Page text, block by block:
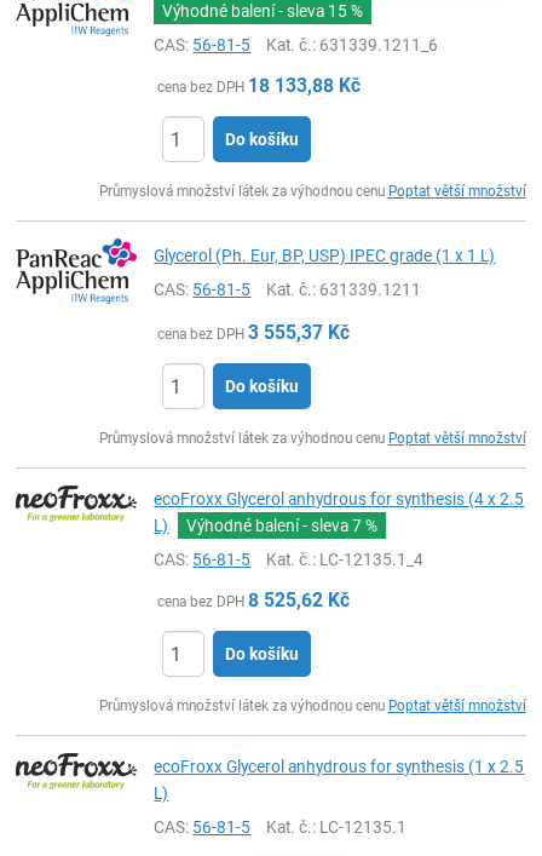
Výhodné balení - sleva 15 %
CAS: 56-81-5 Kat. č.: 631339.1211_6
cena bez DPH 18 133,88 Kč
Do košíku
Průmyslová množství látek za výhodnou cenu Poptat větší množství
Glycerol (Ph. Eur, BP, USP) IPEC grade (1 x 1 L)
CAS: 56-81-5 Kat. č.: 631339.1211
cena bez DPH 3 555,37 Kč
Do košíku
Průmyslová množství látek za výhodnou cenu Poptat větší množství
ecoFroxx Glycerol anhydrous for synthesis (4 x 2.5
L)
Výhodné balení - sleva7 %
CAS: 56-81-5 Kat. č.: LC-12135.1_4
cena bez DPH 8 525,62 Kč
Do košíku
Průmyslová množství látek za výhodnou cenu Poptat větší množství
ecoFroxx Glycerol anhydrous for synthesis (1 x 2.5
L)
CAS: 56-81-5 Kat. č.: LC-12135.1